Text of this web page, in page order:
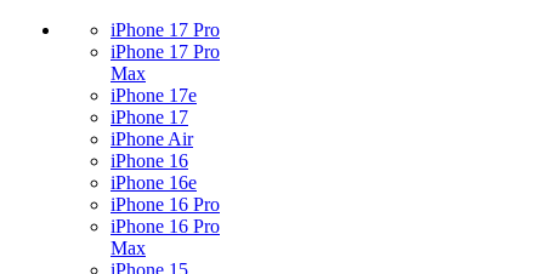
iPhone 17 Pro
iPhone 17 Pro
Max
iPhone 17e
iPhone 17
iPhone Air
iPhone 16
iPhone 16e
iPhone 16 Pro
iPhone 16 Pro
Max
iPhone 15